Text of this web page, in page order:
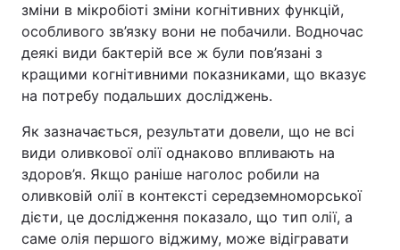
зміни в мікробіоті зміни когнітивних функцій,
особливого зв’язку вони не побачили. Водночас
деякі види бактерій все ж були пов’язані з
кращими когнітивними показниками, що вказує
на потребу подальших досліджень.
Як зазначається, результати довели, що не всі
види оливкової олії однаково впливають на
здоров’я. Якщо раніше наголос робили на
оливковій олії в контексті середземноморської
дієти, це дослідження показало, що тип олії, а
саме олія першого віджиму, може відігравати